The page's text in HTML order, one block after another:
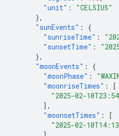
"unit" :
"CELSIUS"
},
"sunEvents" :
{
"sunriseTime" :
"sunsetTime" :
},
"moonEvents" :
{
"moonPhase" :
"moonriseTimes" :
[
"2025-02-
],
"moonsetTimes" :
[
"2025-02-